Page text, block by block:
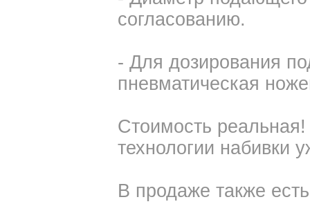
согласованию.
- Для дозирования
пневматическая
Стоимость
технологии набивки
В продаже также